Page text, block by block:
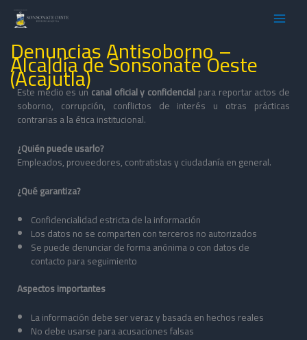
contenido
Denuncias Antisoborno –
Alcaldía de Sonsonate Oeste
(Acajutla)
Este medio es uncanal oficial y confidencialpara reportar actos de
soborno, corrupción, conflictos de interés u otras prácticas
contrarias a la ética institucional.
¿Quién puede usarlo?
Empleados, proveedores, contratistas y ciudadanía en general.
¿Qué garantiza?
Confidencialidad estricta de la información
Los datos no se comparten con terceros no autorizados
Se puede denunciar de forma anónima o con datos de
contacto para seguimiento
Aspectos importantes
La información debe ser veraz y basada en hechos reales
No debe usarse para acusaciones falsas